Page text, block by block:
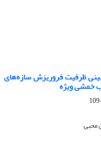
ظرفیت فروریزش سازه‌های
خمشی ویژه
محبی